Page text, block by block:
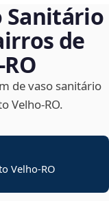
Sanitário
de
de vaso sanitário
Velho‑RO.
Velho-RO